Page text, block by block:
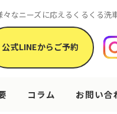
なニーズに応えるくるくる洗
公式LINEからご予約
コラム お問い合